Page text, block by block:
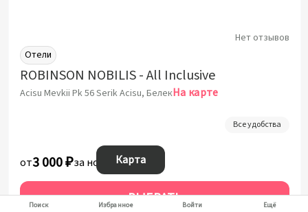
Отели
ROBINSON NOBILIS - All Inclusive
Acisu Mevkii Pk 56 Serik Acisu, БелекНа карте
Нет отзывов
Все удобства
от3 000 ₽за ночь
ВЫБРАТЬ
Карта
Поиск Избранное Войти Ещё